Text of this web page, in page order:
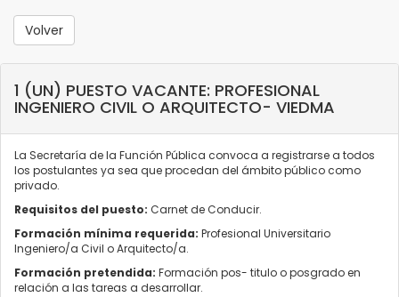
Volver
1 (UN) PUESTO VACANTE: PROFESIONAL
INGENIERO CIVIL O ARQUITECTO- VIEDMA
La Secretaría de la Función Pública convoca a registrarse a todos
los postulantes ya sea que procedan del ámbito público como
privado.
Requisitos del puesto: Carnet de Conducir.
Formación mínima requerida: Profesional Universitario
Ingeniero/a Civil o Arquitecto/a.
Formación pretendida: Formación pos- titulo o posgrado en
relación a las tareas a desarrollar.